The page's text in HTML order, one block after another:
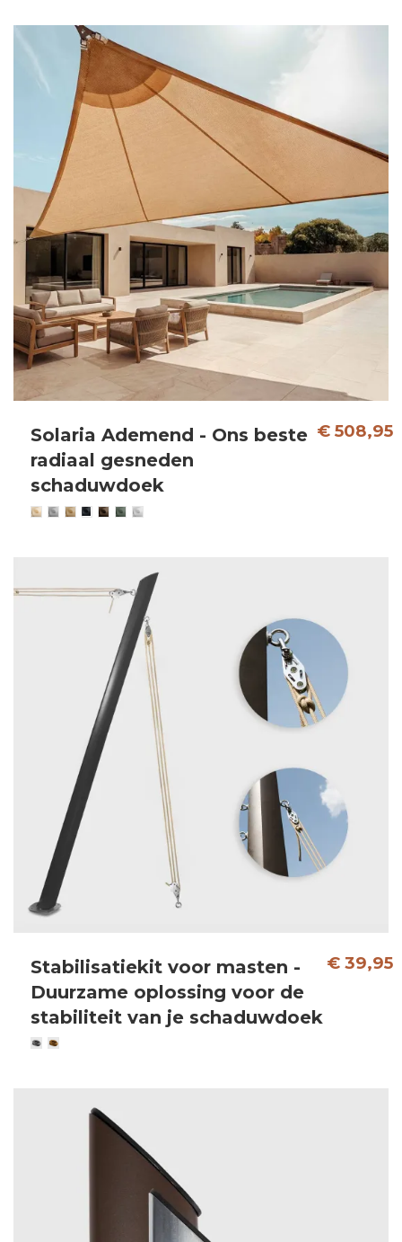
Solaria Ademend - Ons beste
radiaal gesneden
schaduwdoek
€ 508,95
Stabilisatiekit voor masten -
Duurzame oplossing voor de
stabiliteit van je schaduwdoek
€ 39,95